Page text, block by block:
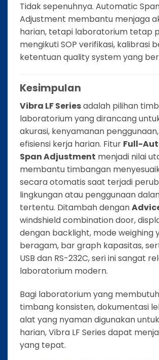
Tidak sepenuhnya. Automatic
Adjustment membantu menjaga
harian, tetapi laboratorium tetap
mengikuti SOP verifikasi, kalibrasi
ketentuan quality system yang
Kesimpulan
Vibra LF Seriesadalah pilihan
laboratorium yang dirancang
akurasi, kenyamanan
efisiensi kerja harian. Fitur Full-
Span Adjustment menjadi nilai
membantu timbangan
secara otomatis saat terjadi
lingkungan atau penggunaan
tertentu. Ditambah dengan
windshield combination door,
dengan backlight, mode weighing
beragam, bar graph kapasitas,
USB dan RS-232C, seri ini sangat
laboratorium modern.
Bagi laboratorium yang
timbang konsisten, dokumentasi
alat yang nyaman digunakan
harian, Vibra LF Series dapat
yang tepat.